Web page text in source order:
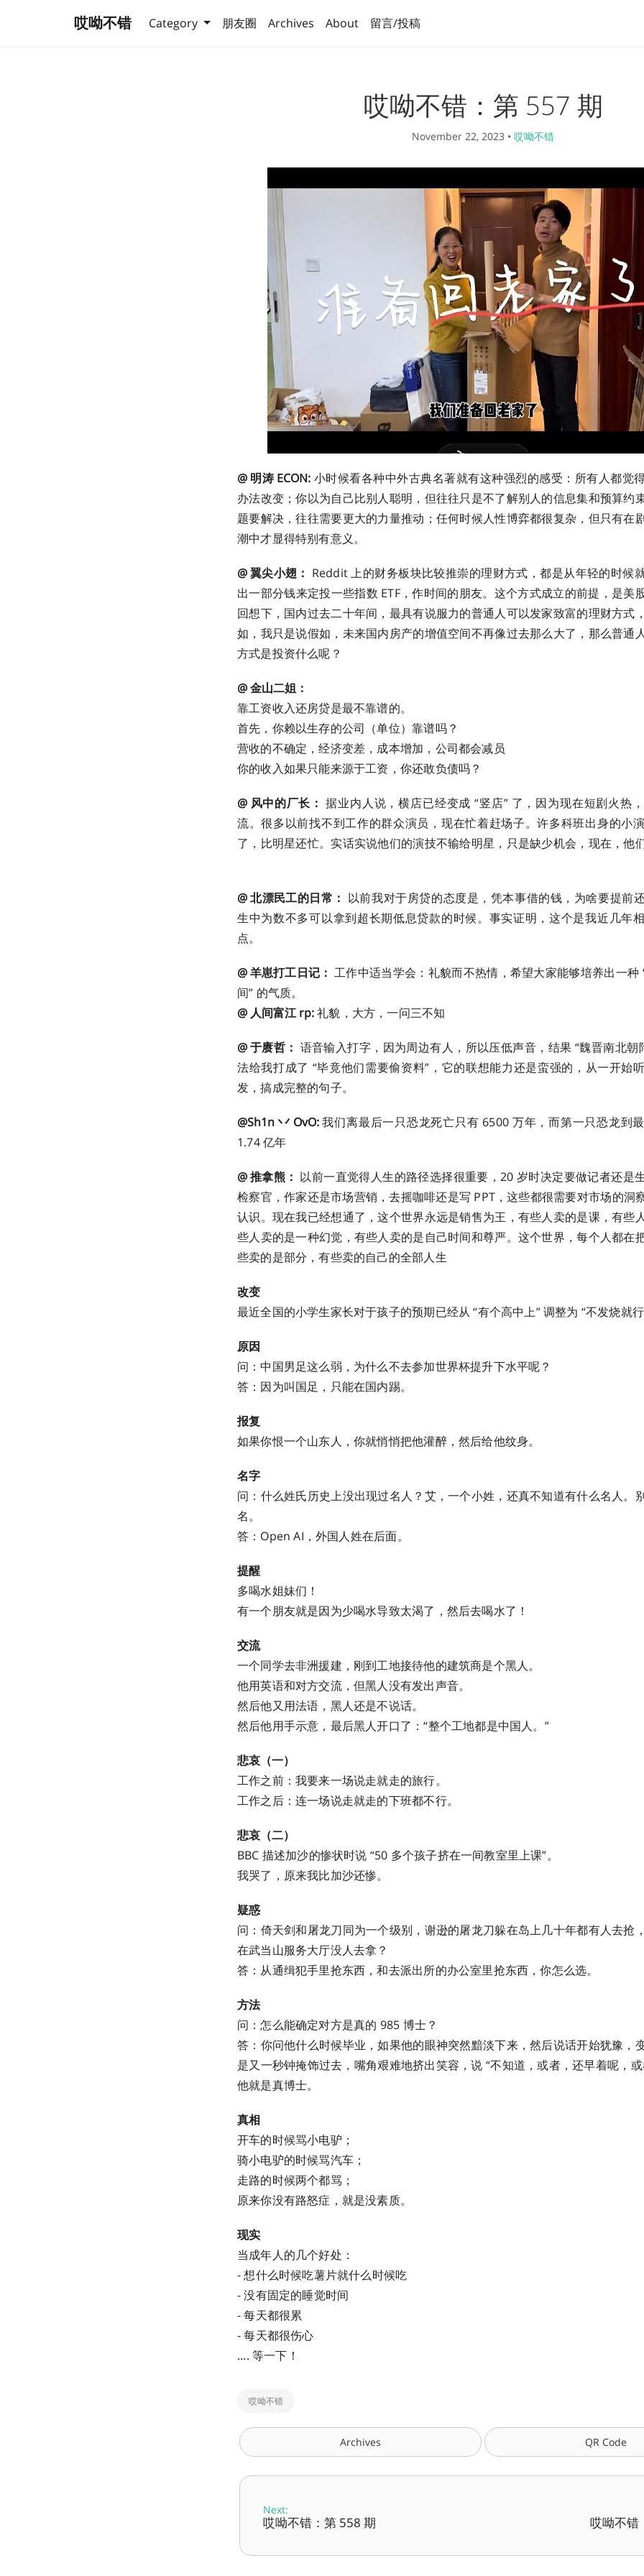
哎呦不错 Category 朋友圈 Archives About 留言/投稿
哎呦不错：第 557 期
November 22, 2023 • 哎呦不错
@ 明涛 ECON: 小时候看各种中外古典名著就有这种强烈的感受：所有人都觉
办法改变；你以为自己比别人聪明，但往往只是不了解别人的信息集和预算约
题要解决，往往需要更大的力量推动；任何时候人性博弈都很复杂，但只有在
潮中才显得特别有意义。
@ 翼尖小翅： Reddit 上的财务板块比较推崇的理财方式，都是从年轻的时候
出一部分钱来定投一些指数 ETF，作时间的朋友。这个方式成立的前提，是美
回想下，国内过去二十年间，最具有说服力的普通人可以发家致富的理财方式
如，我只是说假如，未来国内房产的增值空间不再像过去那么大了，那么普通
方式是投资什么呢？
@ 金山二姐：
靠工资收入还房贷是最不靠谱的。
首先，你赖以生存的公司（单位）靠谱吗？
营收的不确定，经济变差，成本增加，公司都会减员
你的收入如果只能来源于工资，你还敢负债吗？ ​​​
@ 风中的厂长： 据业内人说，横店已经变成 “竖店” 了，因为现在短剧火热
流。很多以前找不到工作的群众演员，现在忙着赶场子。许多科班出身的小
了，比明星还忙。实话实说他们的演技不输给明星，只是缺少机会，现在，他
@ 北漂民工的日常： 以前我对于房贷的态度是，凭本事借的钱，为啥要提前
生中为数不多可以拿到超长期低息贷款的时候。事实证明，这个是我近几年
点。
@ 羊崽打工日记： 工作中适当学会：礼貌而不热情，希望大家能够培养出一种
间” 的气质。 ​​​
@ 人间富江 rp:礼貌，大方，一问三不知
@ 于赓哲： 语音输入打字，因为周边有人，所以压低声音，结果 “魏晋南北朝
法给我打成了 “毕竟他们需要偷资料”，它的联想能力还是蛮强的，从一开始
发，搞成完整的句子。 ​​​
@Sh1n 丷 OvO:我们离最后一只恐龙死亡只有 6500 万年，而第一只恐龙到
1.74 亿年
@ 推拿熊： 以前一直觉得人生的路径选择很重要，20 岁时决定要做记者还是
检察官，作家还是市场营销，去摇咖啡还是写 PPT，这些都很需要对市场的洞
认识。现在我已经想通了，这个世界永远是销售为王，有些人卖的是课，有些
些人卖的是一种幻觉，有些人卖的是自己时间和尊严。这个世界，每个人都在
些卖的是部分，有些卖的自己的全部人生
改变
最近全国的小学生家长对于孩子的预期已经从 “有个高中上” 调整为 “不发烧就行
原因
问：中国男足这么弱，为什么不去参加世界杯提升下水平呢？
答：因为叫国足，只能在国内踢。
报复
如果你恨一个山东人，你就悄悄把他灌醉，然后给他纹身。
名字
问：什么姓氏历史上没出现过名人？艾，一个小姓，还真不知道有什么名人。
名。
答：Open AI，外国人姓在后面。
提醒
多喝水姐妹们！
有一个朋友就是因为少喝水导致太渴了，然后去喝水了！
交流
一个同学去非洲援建，刚到工地接待他的建筑商是个黑人。
他用英语和对方交流，但黑人没有发出声音。
然后他又用法语，黑人还是不说话。
然后他用手示意，最后黑人开口了：“整个工地都是中国人。”
悲哀（一）
工作之前：我要来一场说走就走的旅行。
工作之后：连一场说走就走的下班都不行。
悲哀（二）
BBC 描述加沙的惨状时说 “50 多个孩子挤在一间教室里上课”。
我哭了，原来我比加沙还惨。
疑惑
问：倚天剑和屠龙刀同为一个级别，谢逊的屠龙刀躲在岛上几十年都有人去抢
在武当山服务大厅没人去拿？
答：从通缉犯手里抢东西，和去派出所的办公室里抢东西，你怎么选。
方法
问：怎么能确定对方是真的 985 博士？
答：你问他什么时候毕业，如果他的眼神突然黯淡下来，然后说话开始犹豫，
是又一秒钟掩饰过去，嘴角艰难地挤出笑容，说 “不知道，或者，还早着呢，
他就是真博士。
真相
开车的时候骂小电驴；
骑小电驴的时候骂汽车；
走路的时候两个都骂；
原来你没有路怒症，就是没素质。
现实
当成年人的几个好处：
- 想什么时候吃薯片就什么时候吃
- 没有固定的睡觉时间
- 每天都很累
- 每天都很伤心
.... 等一下！
哎呦不错
Archives QR Code
Next:
哎呦不错：第 558 期 哎呦不错